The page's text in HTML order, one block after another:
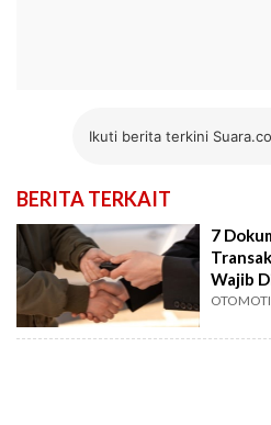
Ikuti berita terkini
BERITA TERKAIT
7
Wajib
Uang